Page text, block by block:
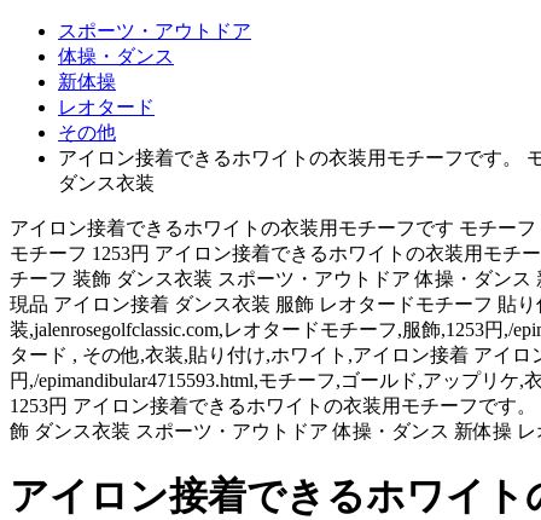
スポーツ・アウトドア
体操・ダンス
新体操
レオタード
その他
アイロン接着できるホワイトの衣装用モチーフです。
ダンス衣装
アイロン接着できるホワイトの衣装用モチーフです モチー
モチーフ 1253円 アイロン接着できるホワイトの衣装用モチ
チーフ 装飾 ダンス衣装 スポーツ・アウトドア 体操・ダン
現品 アイロン接着 ダンス衣装 服飾 レオタードモチーフ 貼
装,jalenrosegolfclassic.com,レオタードモチーフ,服飾,1253円,/
タード , その他,衣装,貼り付け,ホワイト,アイロン接着 アイ
円,/epimandibular4715593.html,モチーフ,ゴールド,アップリ
1253円 アイロン接着できるホワイトの衣装用モチーフです
飾 ダンス衣装 スポーツ・アウトドア 体操・ダンス 新体操
アイロン接着できるホワイ